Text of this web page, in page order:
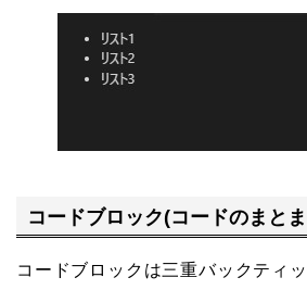
コードブロック(コードのまと
コードブロックは三重バックティ